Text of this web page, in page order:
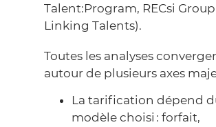
Talent:Program, RECsi
Linking Talents).
Toutes les analyses
autour de plusieurs axes
La tarification dépend
modèle choisi : forfait,